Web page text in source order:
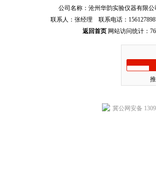
公司名称：沧州华韵实验仪器有限
联系人：张经理 联系电话：
返回首页网站访问统计：
冀公网安备